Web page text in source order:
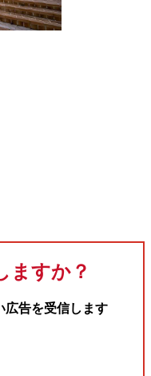
ますか？
広告を受信します